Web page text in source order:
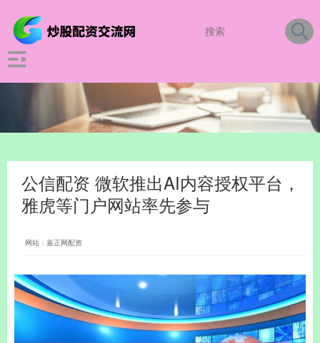
公信配资 微软推出AI内容授权平台，
雅虎等门户网站率先参与
网站：嘉正网配资